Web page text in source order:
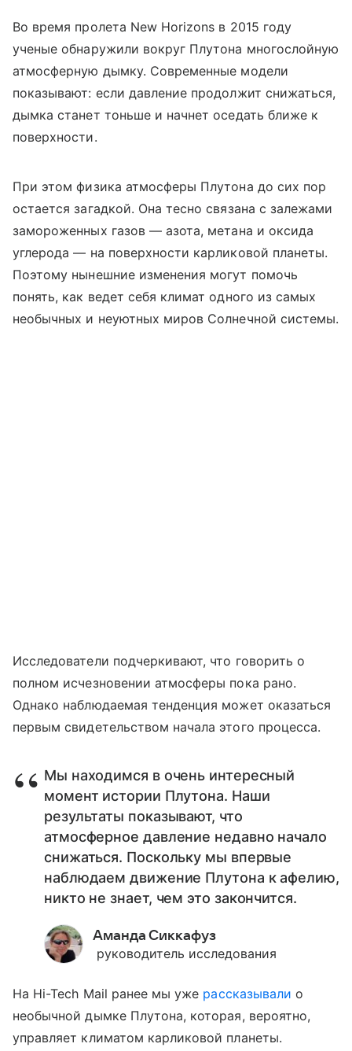
Во время пролета New Horizons в 2015 году
ученые обнаружили вокруг Плутона многослойную
атмосферную дымку. Современные модели
показывают: если давление продолжит снижаться,
дымка станет тоньше и начнет оседать ближе к
поверхности.
При этом физика атмосферы Плутона до сих пор
остается загадкой. Она тесно связана с залежами
замороженных газов — азота, метана и оксида
углерода — на поверхности карликовой планеты.
Поэтому нынешние изменения могут помочь
понять, как ведет себя климат одного из самых
необычных и неуютных миров Солнечной системы.
Исследователи подчеркивают, что говорить о
полном исчезновении атмосферы пока рано.
Однако наблюдаемая тенденция может оказаться
первым свидетельством начала этого процесса.
Мы находимся в очень интересный
момент истории Плутона. Наши
результаты показывают, что
атмосферное давление недавно начало
снижаться. Поскольку мы впервые
наблюдаем движение Плутона к афелию,
никто не знает, чем это закончится.
Аманда Сиккафуз
руководитель исследования
На Hi-Tech Mail ранее мы уже рассказывали о
необычной дымке Плутона, которая, вероятно,
управляет климатом карликовой планеты.